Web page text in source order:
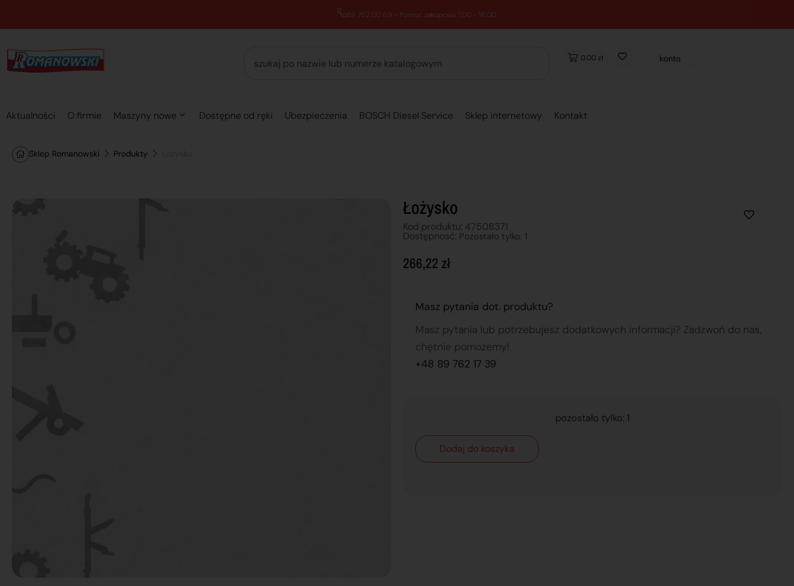
89 762 00 69 - Pomoc zakupowa 7:00 - 16:00
0,00 zł konto
Aktualności O firmie Maszyny nowe Dostępne od ręki Ubezpieczenia BOSCH Diesel Service Sklep internetowy Kontakt
Sklep Romanowski Produkty
Łożysko
Kod produktu: 47508371
Dostępnosć: Pozostało tylko: 1
266,22 zł
Masz pytania dot. produktu?
Masz pytania lub potrzebujesz dodatkowych informacji? Zadzwoń do nas,
chętnie pomożemy!
+48 89 762 17 39
pozostało tylko: 1
Dodaj do koszyka